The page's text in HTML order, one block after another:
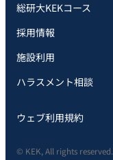
総研大KEKコース
採用情報
施設利用
ハラスメント相談
ウェブ利用規約
© KEK, All rights reserved.